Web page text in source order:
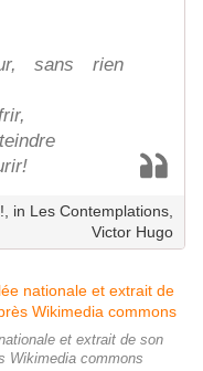
sans rien
in Les Contemplations,
Victor Hugo
et extrait de son
Wikimedia commons